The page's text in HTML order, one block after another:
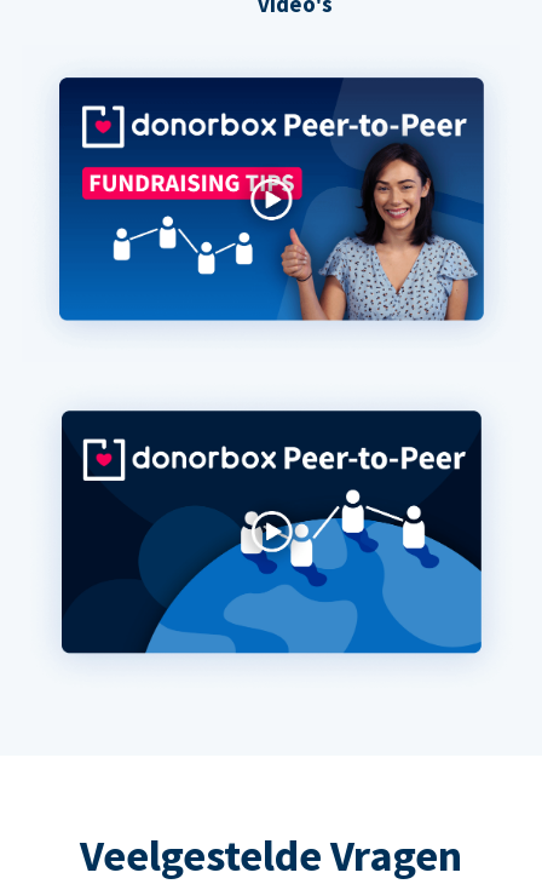
Veelgestelde Vragen